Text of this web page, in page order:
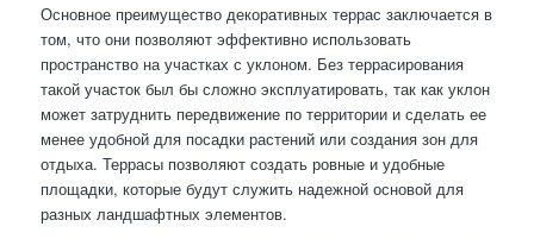
Основное преимущество декоративных террас заключается в
том, что они позволяют эффективно использовать
пространство на участках с уклоном. Без террасирования
такой участок был бы сложно эксплуатировать, так как уклон
может затруднить передвижение по территории и сделать ее
менее удобной для посадки растений или создания зон для
отдыха. Террасы позволяют создать ровные и удобные
площадки, которые будут служить надежной основой для
разных ландшафтных элементов.